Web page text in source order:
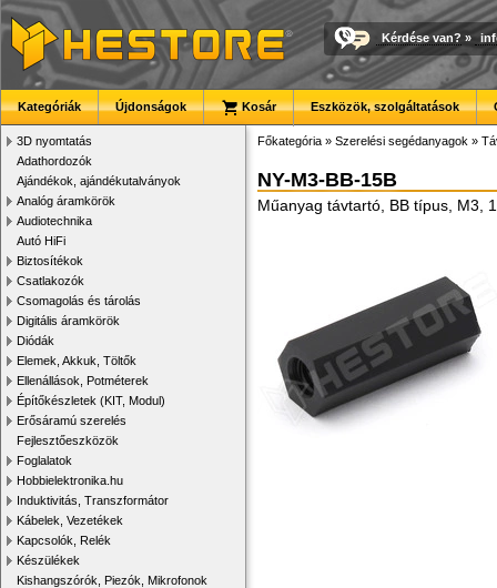
Kérdése van? »
Kategóriák Újdonságok Kosár Eszközök, szolgáltatások
3D nyomtatás
Adathordozók
Ajándékok, ajándékutalványok
Analóg áramkörök
Audiotechnika
Autó HiFi
Biztosítékok
Csatlakozók
Csomagolás és tárolás
Digitális áramkörök
Diódák
Elemek, Akkuk, Töltők
Ellenállások, Potméterek
Építőkészletek (KIT, Modul)
Erősáramú szerelés
Fejlesztőeszközök
Foglalatok
Hobbielektronika.hu
Induktivitás, Transzformátor
Kábelek, Vezetékek
Kapcsolók, Relék
Készülékek
Kishangszórók, Piezók, Mikrofonok
Főkategória » Szerelési segédanyagok »
NY-M3-BB-15B
Műanyag távtartó, BB típus, M3,